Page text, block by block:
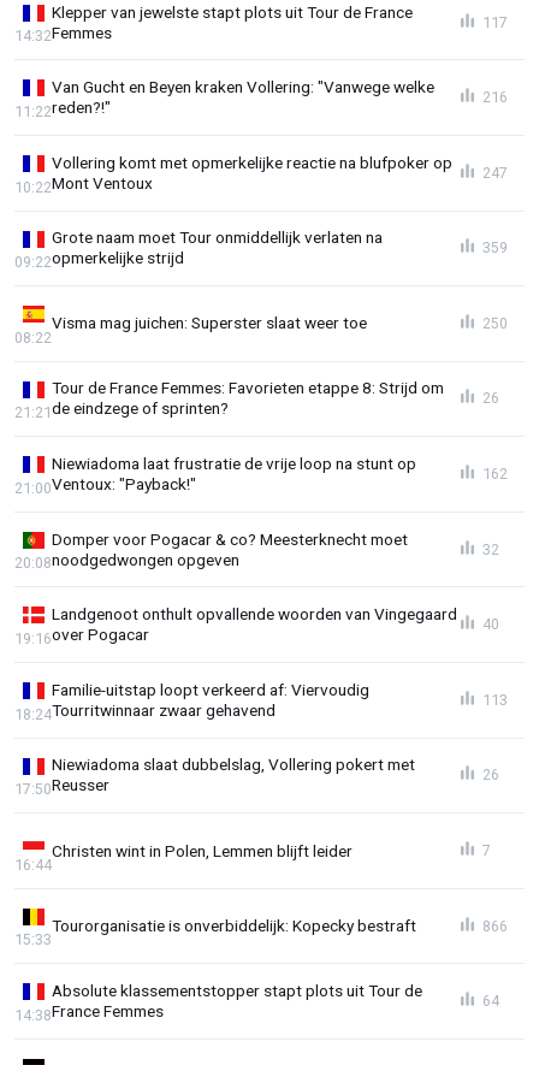
Klepper van jewelste stapt plots uit Tour de France
Femmes
14:32
117
Van Gucht en Beyen kraken Vollering: "Vanwege welke
reden?!"
11:22
216
Vollering komt met opmerkelijke reactie na blufpoker op
Mont Ventoux
10:22
247
Grote naam moet Tour onmiddellijk verlaten na
opmerkelijke strijd
09:22
359
Visma mag juichen: Superster slaat weer toe
08:22
250
Tour de France Femmes: Favorieten etappe 8: Strijd om
de eindzege of sprinten?
21:21
26
Niewiadoma laat frustratie de vrije loop na stunt op
Ventoux: "Payback!"
21:00
162
Domper voor Pogacar & co? Meesterknecht moet
noodgedwongen opgeven
20:08
32
Landgenoot onthult opvallende woorden van Vingegaard
over Pogacar
19:16
40
Familie-uitstap loopt verkeerd af: Viervoudig
Tourritwinnaar zwaar gehavend
18:24
113
Niewiadoma slaat dubbelslag, Vollering pokert met
Reusser
17:50
26
Christen wint in Polen, Lemmen blijft leider
16:44
7
Tourorganisatie is onverbiddelijk: Kopecky bestraft
15:33
866
Absolute klassementstopper stapt plots uit Tour de
France Femmes
14:38
64